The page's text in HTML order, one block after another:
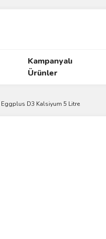
Kampanyalı
Ürünler
Eggplus D3 Kalsiyum 5 Litre